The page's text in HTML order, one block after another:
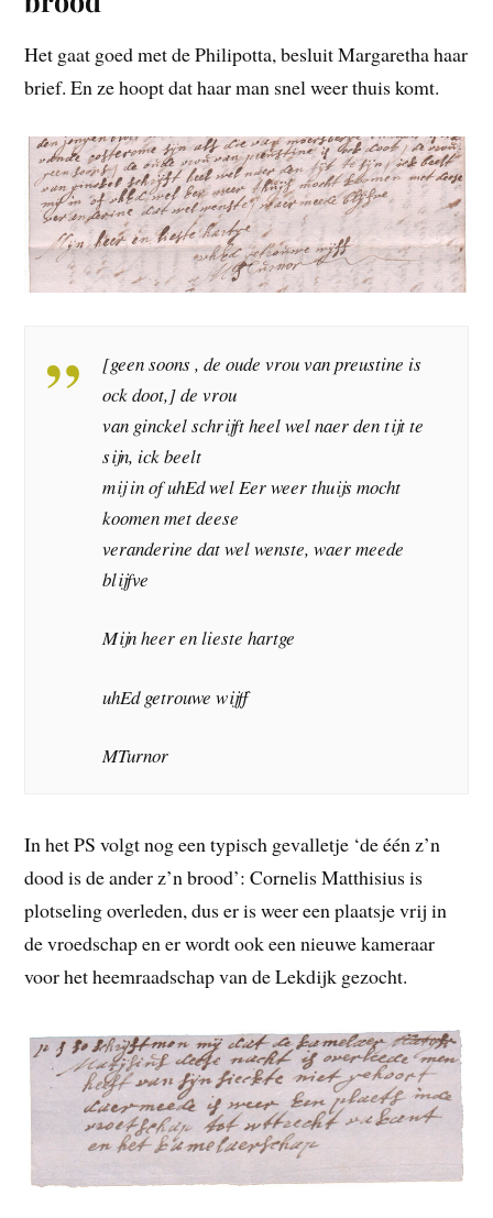
Het gaat goed met de Philipotta, besluit Margaretha haar
brief. En ze hoopt dat haar man snel weer thuis komt.
[geen soons , de oude vrou van preustine is
ock doot,] de vrou
van ginckel schrijft heel wel naer den tijt te
sijn, ick beelt
mij in of uhEd wel Eer weer thuijs mocht
koomen met deese
veranderine dat wel wenste, waer meede
blijfve
Mijn heer en lieste hartge
uhEd getrouwe wijff
MTurnor
In het PS volgt nog een typisch gevalletje ‘de één z’n
dood is de ander z’n brood’: Cornelis Matthisius is
plotseling overleden, dus er is weer een plaatsje vrij in
de vroedschap en er wordt ook een nieuwe kameraar
voor het heemraadschap van de Lekdijk gezocht.